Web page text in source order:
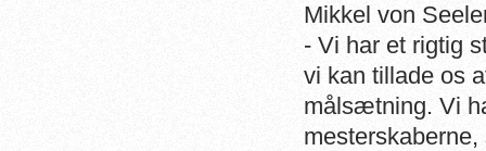
Mikkel von
- Vi har et rigtig
vi kan tillade os
målsætning. Vi